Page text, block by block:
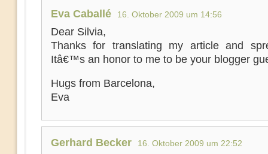
Eva Caballé 16. Oktober 2009 um 14:56
Dear Silvia,
Thanks for translating my article and
Itâ€™s an honor to me to be your blogger
Hugs from Barcelona,
Eva
Gerhard Becker 16. Oktober 2009 um 22:52